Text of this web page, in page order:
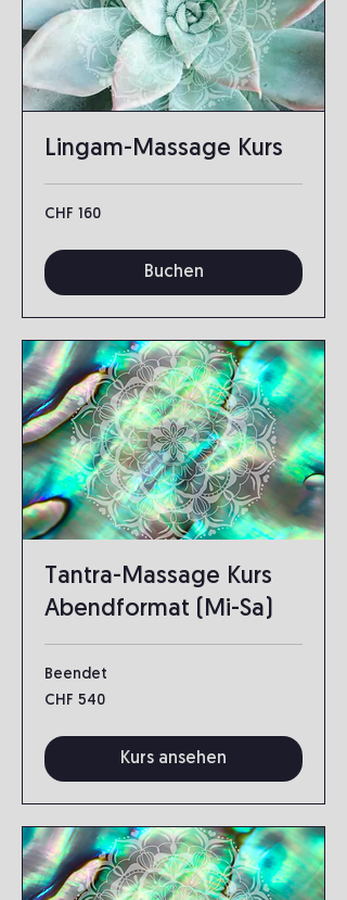
Lingam-Massage Kurs
160
Schweizer
CHF 160
Buchen
Tantra-Massage Kurs
Abendformat (Mi-Sa)
Beendet
540
Schweizer
CHF 540
Kurs ansehen